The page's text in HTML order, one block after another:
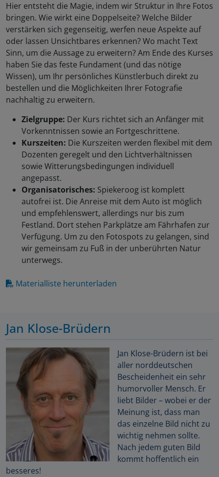
Hier entsteht die Magie, indem wir Struktur in Ihre Fotos
bringen. Wie wirkt eine Doppelseite? Welche Bilder
verstärken sich gegenseitig, werfen neue Aspekte auf
oder lassen Unsichtbares erkennen? Wo macht Text
Sinn, um die Aussage zu erweitern? Am Ende des Kurses
haben Sie das feste Fundament (und das nötige
Wissen), um Ihr persönliches Künstlerbuch direkt zu
bestellen und die Möglichkeiten Ihrer Fotografie
nachhaltig zu erweitern.
Zielgruppe: Der Kurs richtet sich an Anfänger mit
Vorkenntnissen sowie an Fortgeschrittene.
Kurszeiten: Die Kurszeiten werden flexibel mit dem
Dozenten geregelt und den Lichtverhältnissen
sowie Witterungsbedingungen individuell
angepasst.
Organisatorisches: Spiekeroog ist komplett
autofrei ist. Die Anreise mit dem Auto ist möglich
und empfehlenswert, allerdings nur bis zum
Festland. Dort stehen Parkplätze am Fährhafen zur
Verfügung. Um zu den Fotospots zu gelangen, sind
wir gemeinsam zu Fuß in der unberührten Natur
unterwegs.
Materialliste herunterladen
Jan Klose-Brüdern
Jan Klose-Brüdern ist bei
aller norddeutschen
Bescheidenheit ein sehr
humorvoller Mensch. Er
liebt Bilder – wobei er der
Meinung ist, dass man
das einzelne Bild nicht zu
wichtig nehmen sollte.
Nach jedem guten Bild
kommt hoffentlich ein
besseres!